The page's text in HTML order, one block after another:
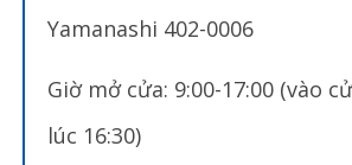
Yamanashi 402-0006
Giờ mở cửa: 9:00-17:00 (vào
lúc 16:30)